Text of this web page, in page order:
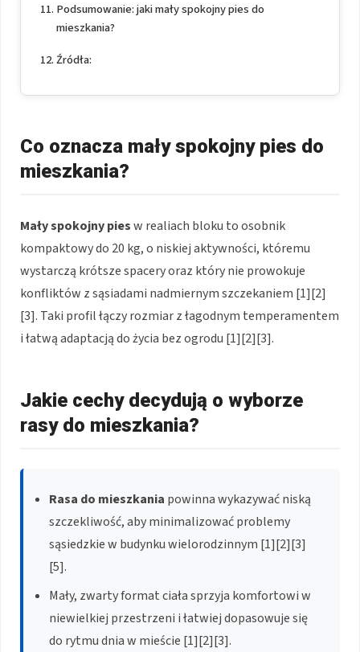
Podsumowanie: jaki mały spokojny pies do
mieszkania?
Źródła:
Co oznacza mały spokojny pies do
mieszkania?
Mały spokojny piesw realiach bloku to osobnik
kompaktowy do 20 kg, o niskiej aktywności, któremu
wystarczą krótsze spacery oraz który nie prowokuje
konfliktów z sąsiadami nadmiernym szczekaniem [1][2]
[3]. Taki profil łączy rozmiar z łagodnym temperamentem
i łatwą adaptacją do życia bez ogrodu [1][2][3].
Jakie cechy decydują o wyborze
rasy do mieszkania?
Rasa do mieszkania powinna wykazywać niską
szczekliwość, aby minimalizować problemy
sąsiedzkie w budynku wielorodzinnym [1][2][3]
[5].
Mały, zwarty format ciała sprzyja komfortowi w
niewielkiej przestrzeni i łatwiej dopasowuje się
do rytmu dnia w mieście [1][2][3].